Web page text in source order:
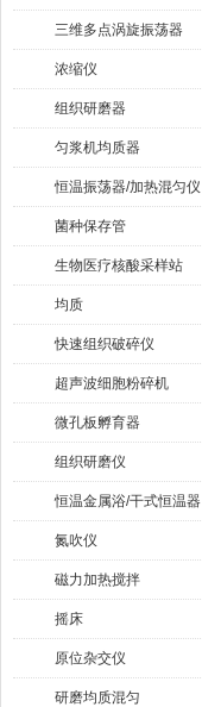
三维多点涡旋振荡器
浓缩仪
组织研磨器
匀浆机均质器
恒温振荡器/加热混匀仪
菌种保存管
生物医疗核酸采样站
均质
快速组织破碎仪
超声波细胞粉碎机
微孔板孵育器
组织研磨仪
恒温金属浴/干式恒温器
氮吹仪
磁力加热搅拌
摇床
原位杂交仪
研磨均质混匀